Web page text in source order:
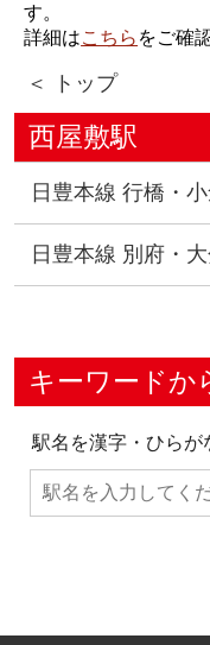
す。
詳細はこちら をご確
＜ トップ
西屋敷駅
日豊本線 行橋・
日豊本線 別府・
キーワードか
駅名を漢字・ひらが